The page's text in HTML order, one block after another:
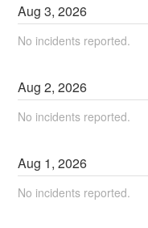
Aug3,2026
No incidents reported.
Aug2,2026
No incidents reported.
Aug 1,2026
No incidents reported.